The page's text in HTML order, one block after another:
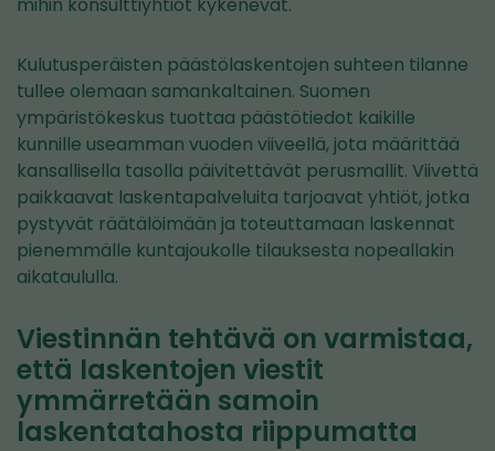
Kulutusperäisten päästölaskentojen suhteen tilanne
tullee olemaan samankaltainen. Suomen
ympäristökeskus tuottaa päästötiedot kaikille
kunnille useamman vuoden viiveellä, jota määrittää
kansallisella tasolla päivitettävät perusmallit. Viivettä
paikkaavat laskentapalveluita tarjoavat yhtiöt, jotka
pystyvät räätälöimään ja toteuttamaan laskennat
pienemmälle kuntajoukolle tilauksesta nopeallakin
aikataululla.
Viestinnän tehtävä on varmistaa,
että laskentojen viestit
ymmärretään samoin
laskentatahosta riippumatta